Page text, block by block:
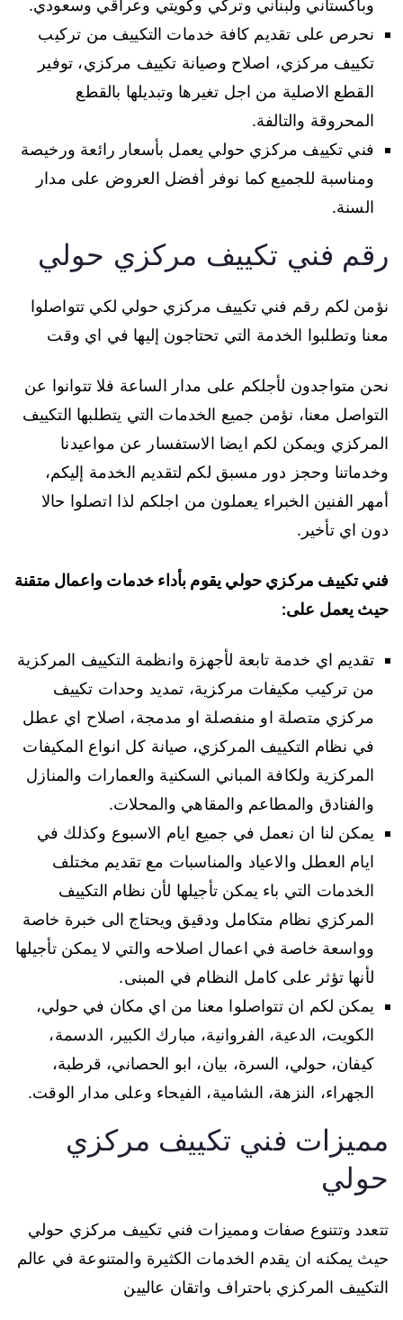
وباكستاني ولبناني وتركي وكويتي وعراقي وسعودي.
نحرص على تقديم كافة خدمات التكييف من تركيب
تكييف مركزي، اصلاح وصيانة تكييف مركزي، توفير
القطع الاصلية من اجل تغيرها وتبديلها بالقطع
المحروقة والتالفة.
فني تكييف مركزي حولي يعمل بأسعار رائعة ورخيصة
ومناسبة للجميع كما نوفر أفضل العروض على مدار
السنة.
رقم فني تكييف مركزي حولي
نؤمن لكم رقم فني تكييف مركزي حولي لكي تتواصلوا
معنا وتطلبوا الخدمة التي تحتاجون إليها في اي وقت
نحن متواجدون لأجلكم على مدار الساعة فلا تتوانوا عن
التواصل معنا، نؤمن جميع الخدمات التي يتطلبها التكييف
المركزي ويمكن لكم ايضا الاستفسار عن مواعيدنا
وخدماتنا وحجز دور مسبق لكم لتقديم الخدمة إليكم،
أمهر الفنين الخبراء يعملون من اجلكم لذا اتصلوا حالا
دون اي تأخير.
فني تكييف مركزي حولي يقوم بأداء خدمات واعمال متقنة
حيث يعمل على:
تقديم اي خدمة تابعة لأجهزة وانظمة التكييف المركزية
من تركيب مكيفات مركزية، تمديد وحدات تكييف
مركزي متصلة او منفصلة او مدمجة، اصلاح اي عطل
في نظام التكييف المركزي، صيانة كل انواع المكيفات
المركزية ولكافة المباني السكنية والعمارات والمنازل
والفنادق والمطاعم والمقاهي والمحلات.
يمكن لنا ان نعمل في جميع ايام الاسبوع وكذلك في
ايام العطل والاعياد والمناسبات مع تقديم مختلف
الخدمات التي باء يمكن تأجيلها لأن نظام التكييف
المركزي نظام متكامل ودقيق ويحتاج الى خبرة خاصة
وواسعة خاصة في اعمال اصلاحه والتي لا يمكن تأجيلها
لأنها تؤثر على كامل النظام في المبنى.
يمكن لكم ان تتواصلوا معنا من اي مكان في حولي،
الكويت، الدعية، الفروانية، مبارك الكبير، الدسمة،
كيفان، حولي، السرة، بيان، ابو الحصاني، قرطبة،
الجهراء، النزهة، الشامية، الفيحاء وعلى مدار الوقت.
مميزات فني تكييف مركزي
حولي
تتعدد وتتنوع صفات ومميزات فني تكييف مركزي حولي
حيث يمكنه ان يقدم الخدمات الكثيرة والمتنوعة في عالم
التكييف المركزي باحتراف واتقان عاليين